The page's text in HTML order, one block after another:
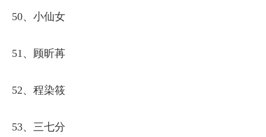
50、小仙女
51、顾昕苒
52、程染筱
53、三七分